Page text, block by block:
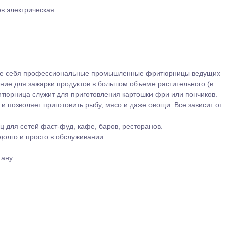
себя профессиональные промышленные фритюрницы ведущих
для зажарки продуктов в большом объеме растительного (в
служит для приготовления картошки фри или пончиков.
приготовить рыбу, мясо и даже овощи. Все зависит от
сетей фаст-фуд, кафе, баров, ресторанов.
и просто в обслуживании.